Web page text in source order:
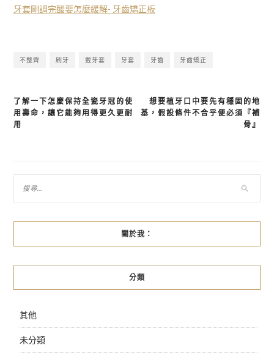
牙套剛調完酸要怎麼緩解- 牙齒矯正板
不整齊 刷牙 戴牙套 牙套 牙齒 牙齒矯正
文
章
想要植牙口中要先有穩固的地
基，假設條件不合乎便必須『補
骨』
了解一下怎麼保持全瓷牙冠的使
用壽命，讓它能夠用得更久更耐
用
關於我：
分類
其他
未分類